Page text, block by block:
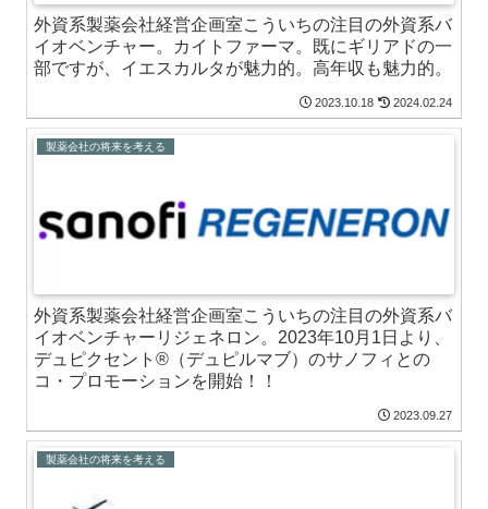
外資系製薬会社経営企画室こういちの注目の外資系バ
イオベンチャー。カイトファーマ。既にギリアドの一
部ですが、イエスカルタが魅力的。高年収も魅力的。
2023.10.18 2024.02.24
製薬会社の将来を考える
外資系製薬会社経営企画室こういちの注目の外資系バ
イオベンチャーリジェネロン。2023年10月1日より、
デュピクセント®（デュピルマブ）のサノフィとの
コ・プロモーションを開始！！
2023.09.27
製薬会社の将来を考える